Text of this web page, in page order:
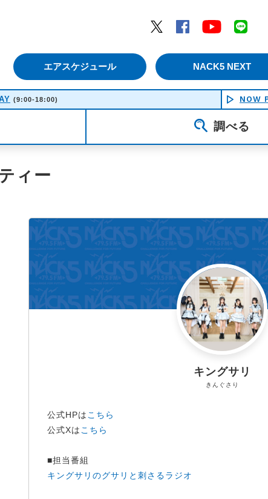
Twitter
Facebook YouTube
エアスケジュール NACK5 NEXT
(9:00-18:00) NOW
調べる
ィー
キングサリ
きんぐさり
公式HPは こちら
公式Xは こちら
■担当番組
キングサリのグサリと刺さるラジオ